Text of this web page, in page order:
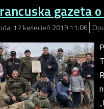
gazeta
17 kwiecień 2019 11:06